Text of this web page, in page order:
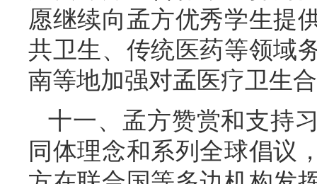
愿继续向孟方优秀学生提
共卫生、传统医药等领域
南等地加强对孟医疗卫生
十一、孟方赞赏和支持
同体理念和系列全球倡议